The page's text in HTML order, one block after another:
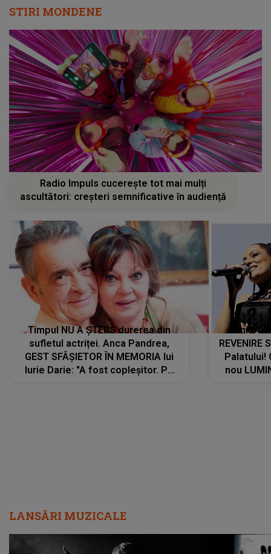
STIRI MONDENE
Radio Impuls cucerește tot mai mulți
ascultători: creșteri semnificative în audiență
Timpul NU A ȘTERS durerea din
sufletul actriței. Anca Pandrea,
GEST SFÂȘIETOR ÎN MEMORIA lui
Iurie Darie: "A fost copleșitor. Pe
Tania
REVENIRE
Palatului!
nou
LANSĂRI MUZICALE